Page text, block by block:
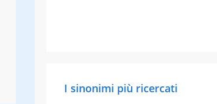
I sinonimi più ricercati